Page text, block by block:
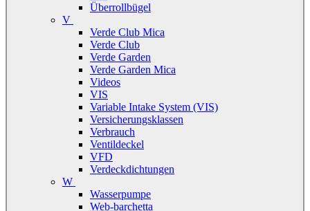
Überrollbügel
V
Verde Club Mica
Verde Club
Verde Garden
Verde Garden Mica
Videos
VIS
Variable Intake System (VIS)
Versicherungsklassen
Verbrauch
Ventildeckel
VFD
Verdeckdichtungen
W
Wasserpumpe
Web-barchetta